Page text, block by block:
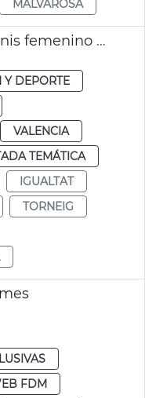
MALVAROSA
Presentación torneo tennis femenino BBVA Open Internacional
Y DEPORTE
VALENCIA
TEMÁTICA
IGUALTAT
TORNEIG
FDM